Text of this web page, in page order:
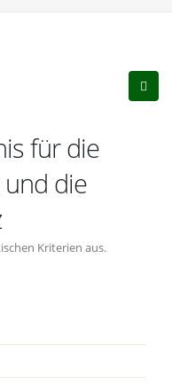
für die
und die
Kriterien aus.